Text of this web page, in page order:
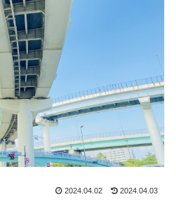
2024.04.02 2024.04.03